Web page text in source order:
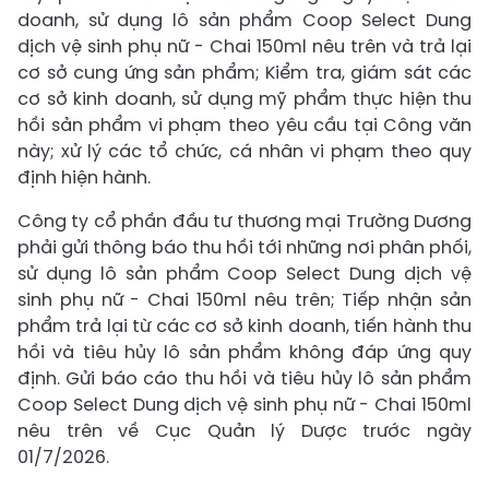
doanh, sử dụng lô sản phẩm Coop Select Dung
dịch vệ sinh phụ nữ - Chai 150ml nêu trên và trả lại
cơ sở cung ứng sản phẩm; Kiểm tra, giám sát các
cơ sở kinh doanh, sử dụng mỹ phẩm thực hiện thu
hồi sản phẩm vi phạm theo yêu cầu tại Công văn
này; xử lý các tổ chức, cá nhân vi phạm theo quy
định hiện hành.
Công ty cổ phần đầu tư thương mại Trường Dương
phải gửi thông báo thu hồi tới những nơi phân phối,
sử dụng lô sản phẩm Coop Select Dung dịch vệ
sinh phụ nữ - Chai 150ml nêu trên; Tiếp nhận sản
phẩm trả lại từ các cơ sở kinh doanh, tiến hành thu
hồi và tiêu hủy lô sản phẩm không đáp ứng quy
định. Gửi báo cáo thu hồi và tiêu hủy lô sản phẩm
Coop Select Dung dịch vệ sinh phụ nữ - Chai 150ml
nêu trên về Cục Quản lý Dược trước ngày
01/7/2026.